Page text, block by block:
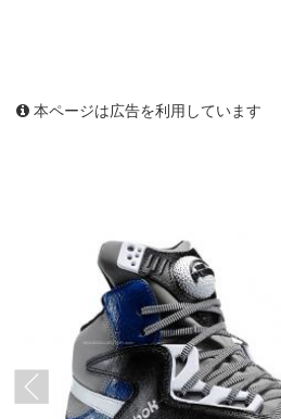
本ページは広告を利用しています